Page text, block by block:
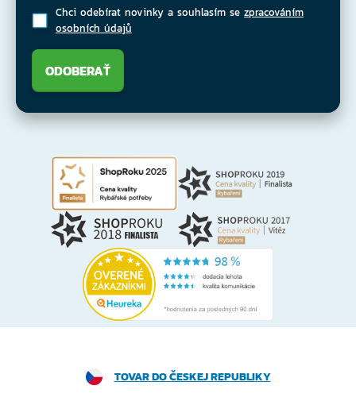
Chci odebírat novinky a souhlasím se zpracováním
osobních údajů
ODOBERAŤ
TOVAR DO ČESKEJ REPUBLIKY